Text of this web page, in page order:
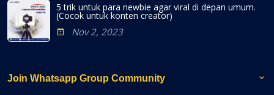
5 trik untuk para newbie agar viral di depan umum.
(Cocok untuk konten creator)
Nov 2, 2023
Join Whatsapp Group Community